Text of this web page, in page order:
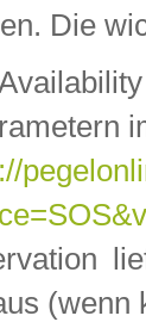
Die
(wenn